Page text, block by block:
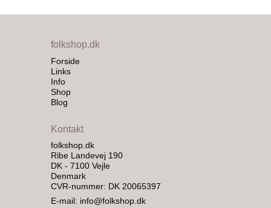
folkshop.dk
Forside
Links
Info
Shop
Blog
Kontakt
folkshop.dk
Ribe Landevej 190
DK - 7100 Vejle
Denmark
CVR-nummer: DK 20065397
E-mail: info@folkshop.dk